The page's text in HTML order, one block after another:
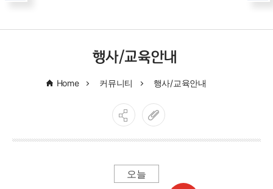
행사/교육안내
Home 커뮤니티 행사/교육안내
오늘